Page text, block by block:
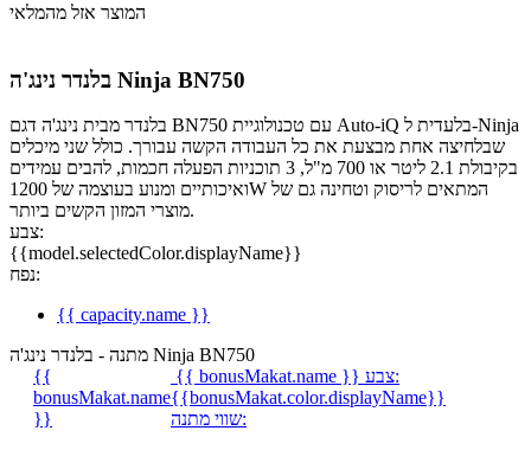
המוצר אזל מהמלאי
בלנדר נינג'ה Ninja BN750
בלנדר מבית נינג'ה דגם BN750 עם טכנולוגיית Auto-iQ בלעדית ל-Ninja
שבלחיצה אחת מבצעת את כל העבודה הקשה עבורך. כולל שני מיכלים
בקיבולת 2.1 ליטר או 700 מ"ל, 3 תוכניות הפעלה חכמות, להבים עמידים
ואיכותיים ומנוע בעוצמה של 1200W המתאים לריסוק וטחינה גם של
מוצרי המזון הקשים ביותר.
צבע:
{{model.selectedColor.displayName}}
נפח:
{{ capacity.name }}
מתנה - בלנדר נינג'ה Ninja BN750
{{
bonusMakat.name
}}
{{ bonusMakat.name }}
צבע:
{{bonusMakat.color.displayName}}
שווי מתנה: